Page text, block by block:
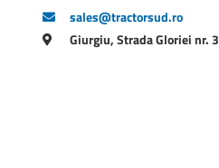
sales@tractorsud.ro
Giurgiu, Strada Gloriei nr. 3